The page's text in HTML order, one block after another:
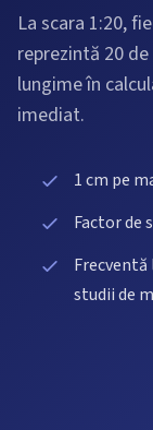
La scara 1:20,
reprezintă 20
lungime în
imediat.
1 cm pe
Factor de
studii de